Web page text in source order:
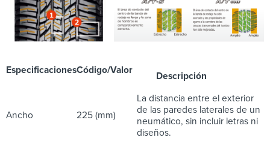
EspecificacionesCódigo/Valor
Descripción
Ancho 225 (mm)
La distancia entre el exterior
de las paredes laterales de un
neumático, sin incluir letras ni
diseños.